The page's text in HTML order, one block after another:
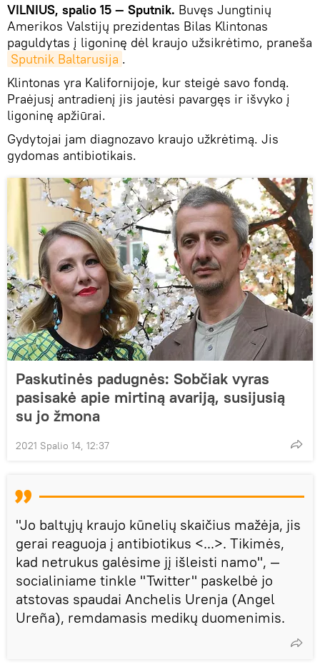
VILNIUS, spalio 15 — Sputnik. Buvęs Jungtinių
Amerikos Valstijų prezidentas Bilas Klintonas
paguldytas į ligoninę dėl kraujo užsikrėtimo, praneša
Sputnik Baltarusija .
Klintonas yra Kalifornijoje, kur steigė savo fondą.
Praėjusį antradienį jis jautėsi pavargęs ir išvyko į
ligoninę apžiūrai.
Gydytojai jam diagnozavo kraujo užkrėtimą. Jis
gydomas antibiotikais.
Paskutinės padugnės: Sobčiak vyras
pasisakė apie mirtiną avariją, susijusią
su jo žmona
2021 Spalio 14, 12:37
"Jo baltųjų kraujo kūnelių skaičius mažėja, jis
gerai reaguoja į antibiotikus <...>. Tikimės,
kad netrukus galėsime jį išleisti namo", —
socialiniame tinkle "Twitter" paskelbė jo
atstovas spaudai Anchelis Urenja (Angel
Ureña), remdamasis medikų duomenimis.